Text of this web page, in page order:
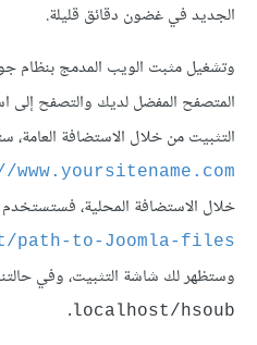
الجديد في غضون دقائق قليلة.
وتشغيل مثبت الويب المدمج بنظام
المتصفح المفضل لديك والتصفح إلى
التثبيت من خلال الاستضافة العامة،
خلال الاستضافة المحلية، فستستخدم
path-to-Joomla-files
وستظهر لك شاشة التثبيت، وفي
localhost/hsoub
.